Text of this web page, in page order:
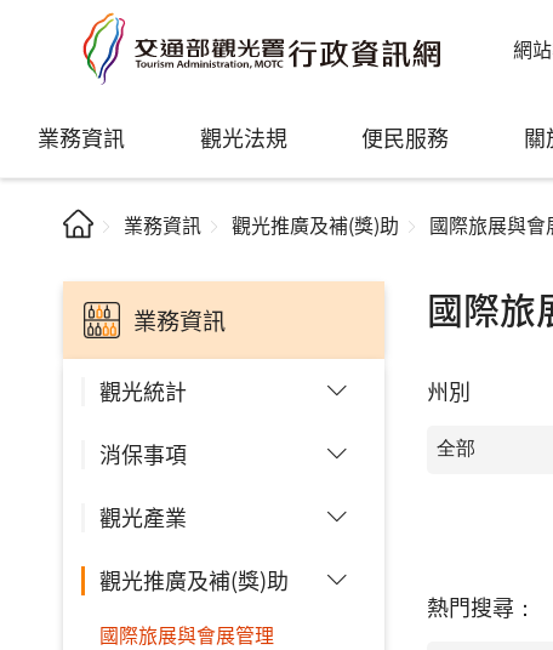
網
業務資訊 觀光法規 便民服務 關
業務資訊 觀光推廣及補(獎)助 國際旅展與會
業務資訊
觀光統計
消保事項
觀光產業
觀光推廣及補(獎)助
國際旅展與會展管理
國際旅
州別
熱門搜尋：